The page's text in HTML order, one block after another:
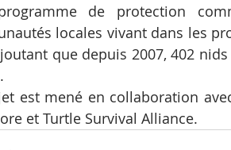
de protection
locales vivant dans les
que depuis 2007, 402
est mené en collaboration
et Turtle Survival Alliance.